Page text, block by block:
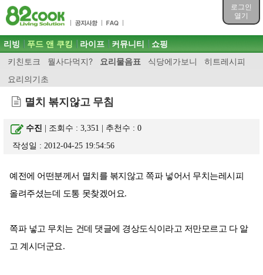
로그인
열기
목차
주메뉴 바로가기
컨텐츠 바로가기
검색 바로가기
로그인 바로가기
주메뉴
리빙 푸드 앤 쿠킹
키친토크 뭘사다먹지? 요리물음표 식당에가보니
히트레시피
요리의기초
라이프 커뮤니티 쇼핑
멸치 볶지않고 무침
수진 | 조회수 : 3,351 | 추천수 :0
작성일 : 2012-04-25 19:54:56
예전에 어떤분께서 멸치를 볶지않고 쪽파 넣어서 무치는레시피
올려주셨는데 도통 못찾겠어요.
쪽파 넣고 무치는 건데 댓글에 경상도식이라고 저만모르고 다 알
고 계시더군요.